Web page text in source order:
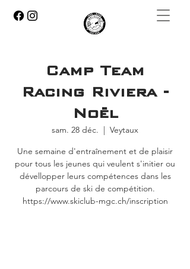
Camp Team
Racing Riviera -
Noël
sam. 28 déc.
  |
Veytaux
Une semaine d'entraînement et de plaisir
pour tous les jeunes qui veulent s'initier ou
dévellopper leurs compétences dans les
parcours de ski de compétition.
https://www.skiclub-mgc.ch/inscription